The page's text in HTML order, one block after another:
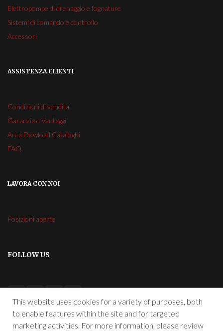
This website uses cookies for a variety of purposes, both
to enable features within the site and for targeted
marketing activities. For more information, please review
Elettropompe di drenaggio e fognature
Sistemi di comando e controllo
Accessori
ASSISTENZA CLIENTI
Condizioni di vendita
Garanzia e Vantaggi
Area Dowload Cataloghi
FAQ
LAVORA CON NOI
Posizioni aperte
FOLLOW US